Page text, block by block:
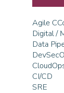
Agile
Digital /
Data
CI/CD
SRE